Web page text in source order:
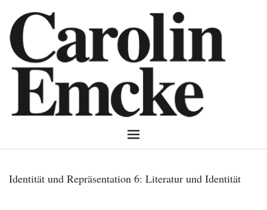
Identität und Repräsentation 6: Literatur und Identität